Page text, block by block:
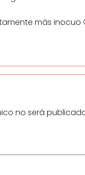
más inocuo
no será